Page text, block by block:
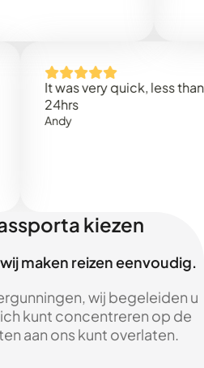
It was very quick, less than
kiezen
maken reizen eenvoudig.
wij begeleiden u
kunt concentreren op de
aan ons kunt overlaten.